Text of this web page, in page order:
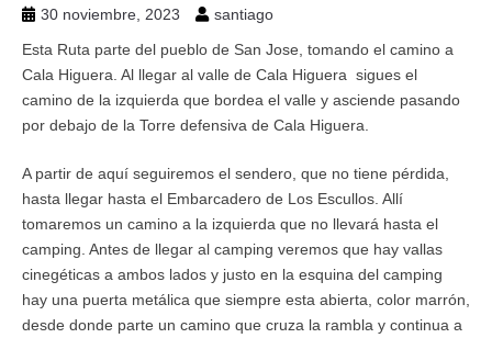
30 noviembre, 2023
santiago
Esta Ruta parte del pueblo de San Jose, tomando el camino a
Cala Higuera. Al llegar al valle de Cala Higuera sigues el
camino de la izquierda que bordea el valle y asciende pasando
por debajo de la Torre defensiva de Cala Higuera.
A partir de aquí seguiremos el sendero, que no tiene pérdida,
hasta llegar hasta el Embarcadero de Los Escullos. Allí
tomaremos un camino a la izquierda que no llevará hasta el
camping. Antes de llegar al camping veremos que hay vallas
cinegéticas a ambos lados y justo en la esquina del camping
hay una puerta metálica que siempre esta abierta, color marrón,
desde donde parte un camino que cruza la rambla y continua a